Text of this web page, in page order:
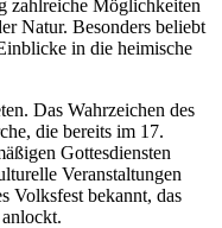
zahlreiche Möglichkeiten
Natur. Besonders beliebt
in die heimische
Das Wahrzeichen des
die bereits im 17.
Gottesdiensten
Veranstaltungen
Volksfest bekannt, das